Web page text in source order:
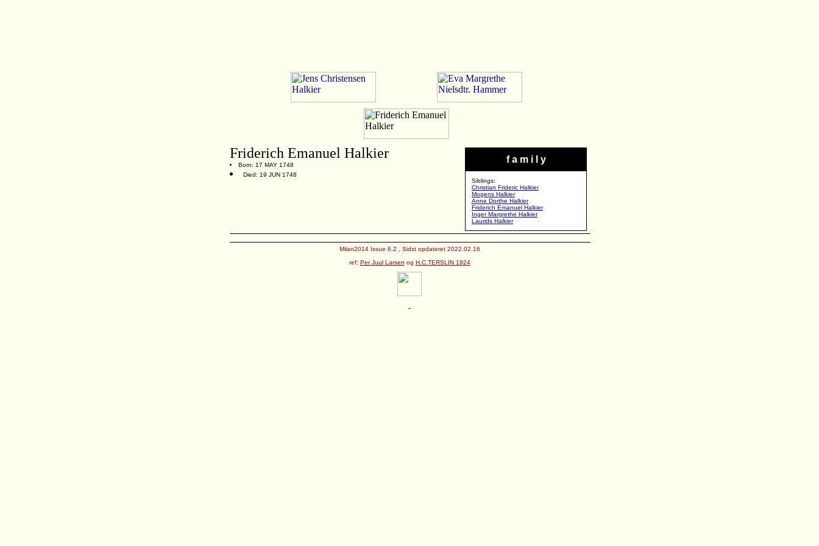
f a m i l y
Siblings:
Christian Frideric Halkier
Mogens Halkier
Anne Dorthe Halkier
Friderich Emanuel Halkier
Inger Margrethe Halkier
Laurids Halkier
Friderich Emanuel Halkier
Born: 17 MAY 1748
Died: 19 JUN 1748
Milan2014 Issue 6.2 , Sidst opdateret 2022.02.16
ref: Per Juul Larsen og H.C.TERSLIN 1924